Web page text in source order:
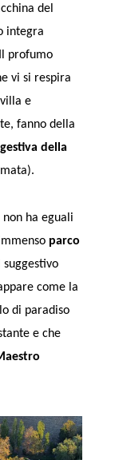
del
integra
profumo
vi si respira
e
fanno della
della
non ha eguali
parco
come la
di paradiso
e che